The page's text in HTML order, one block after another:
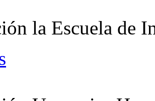
la Escuela de